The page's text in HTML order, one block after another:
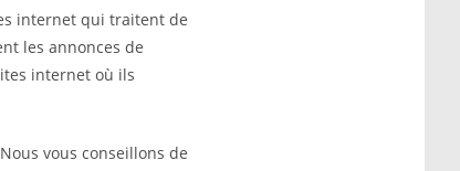
internet qui traitent de
les annonces de
internet où ils
vous conseillons de